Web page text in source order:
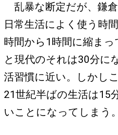
乱暴な断定だが、鎌
日常生活によく使う時
時間から1時間に縮ま
と現代のそれは30分に
活習慣に近い。しかし
21世紀半ばの生活は15
いことになってしまう。